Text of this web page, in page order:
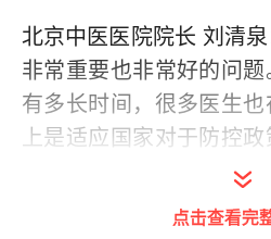
北京中医医院院长 刘清
非常重要也非常好的问
有多长时间，很多医生
上是适应国家对于防控政
当时医学观察期的提出
针对当时的核酸筛查，
点击查看完